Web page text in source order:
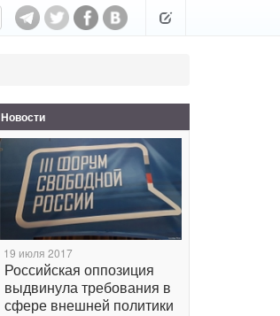
Новости
19 июля 2017
Российская оппозиция
выдвинула требования в
сфере внешней политики